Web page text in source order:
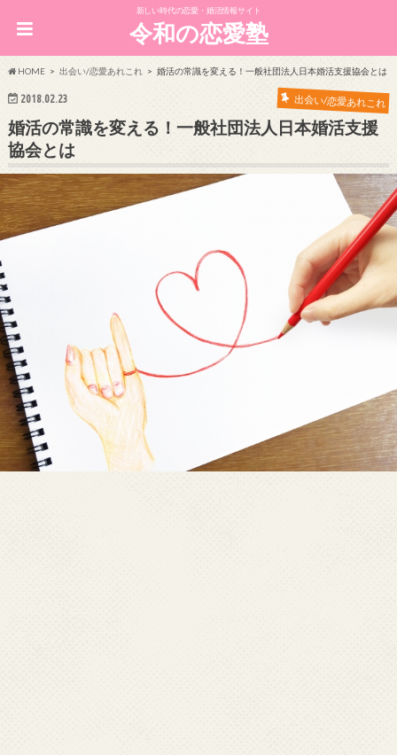
新しい時代の恋愛・婚活情報サイト
令和の恋愛塾
HOME 出会い/恋愛あれこれ 婚活の常識を変える！一般社団法人日本婚活支援協会とは
2018.02.23 出会い/恋愛あれこれ
婚活の常識を変える！一般社団法人日本婚活支援
協会とは